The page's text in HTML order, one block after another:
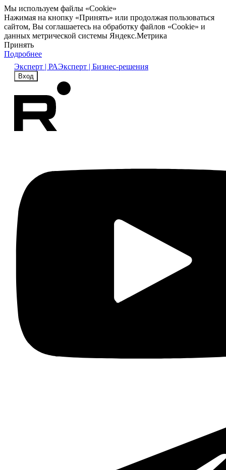
Мы используем файлы «Cookie»
Нажимая на кнопку «Принять» или продолжая пользоваться
сайтом, Вы соглашаетесь на обработку файлов «Cookie» и
данных метрической системы Яндекс.Метрика
Принять
Подробнее
Эксперт | РАЭксперт | Бизнес-решения
Вход